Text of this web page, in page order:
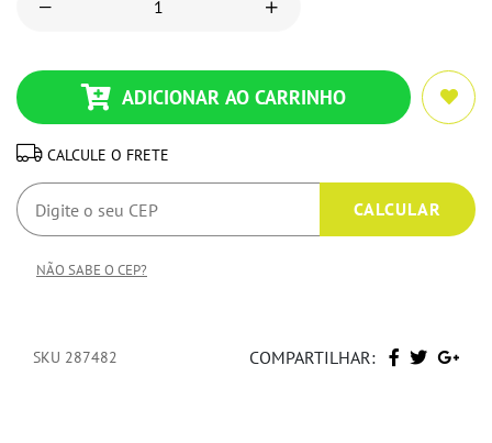
ADICIONAR AO CARRINHO
CALCULE O FRETE
NÃO SABE O CEP?
SKU 287482 COMPARTILHAR: